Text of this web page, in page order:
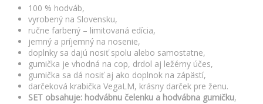
100 % hodváb,
vyrobený na Slovensku,
ručne farbený – limitovaná edícia,
jemný a príjemný na nosenie,
doplnky sa dajú nosiť spolu alebo samostatne,
gumička je vhodná na cop, drdol aj ležérny účes,
gumička sa dá nosiť aj ako doplnok na zápästí,
darčeková krabička VegaLM, krásny darček pre ženu.
SET obsahuje: hodvábnu čelenku a hodvábna gumičku,